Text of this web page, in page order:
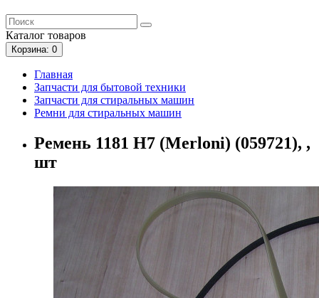
Каталог товаров
Корзина: 0
Главная
Запчасти для бытовой техники
Запчасти для стиральных машин
Ремни для стиральных машин
Ремень 1181 Н7 (Merloni) (059721), ,
шт